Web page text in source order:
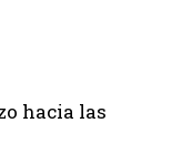
hacia las